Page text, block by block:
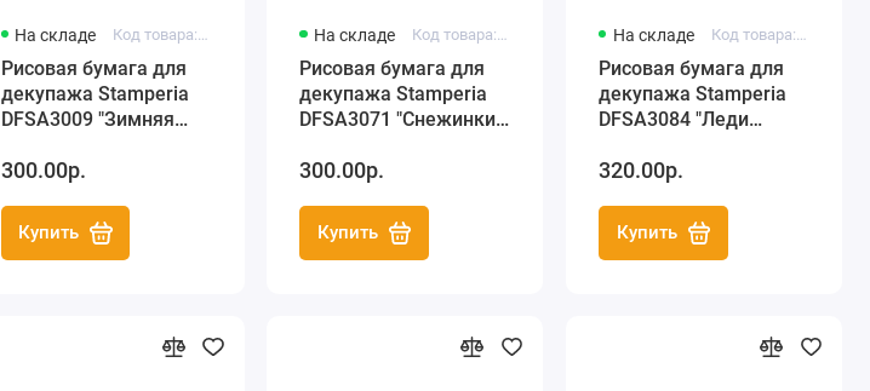
На складе Код товара: DFSA3009
Рисовая бумага для
декупажа Stamperia
DFSA3009 "Зимняя
300.00р.
Купить
На складе Код товара: DFSA3071
Рисовая бумага для
декупажа Stamperia
DFSA3071 "Снежинки",
300.00р.
Купить
На складе Код товара: DFSA3084
Рисовая бумага для
декупажа Stamperia
DFSA3084 "Леди
механические часы",
320.00р.
Купить